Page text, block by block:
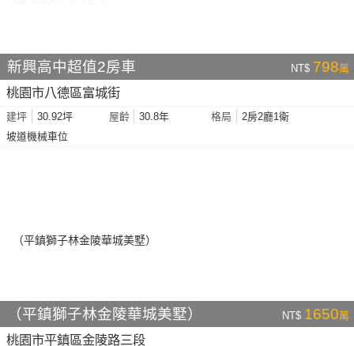
新興高中超值2房車 NT$ 798萬
桃園市八德區富城街
建坪 30.92坪 屋齡 30.8年 格局
2房2廳1衛
坡道機械車位
（平鎮獅子林金陵華城美墅） NT$ 1650萬
桃園市平鎮區金陵路三段